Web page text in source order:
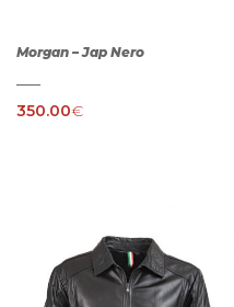
Morgan – Jap Nero
350.00€